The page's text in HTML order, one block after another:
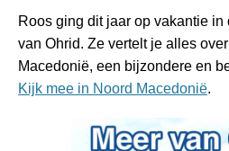
Roos ging dit jaar op vakantie in
van Ohrid. Ze vertelt je alles
Macedonië, een bijzondere en
Kijk mee in Noord Macedonië.